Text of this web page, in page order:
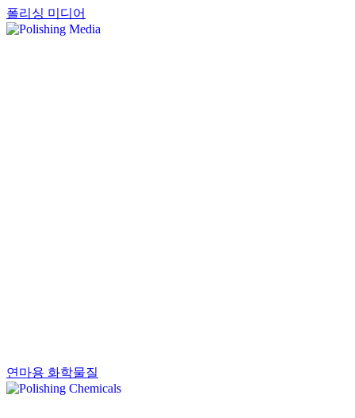
폴리싱 미디어
연마용 화학물질